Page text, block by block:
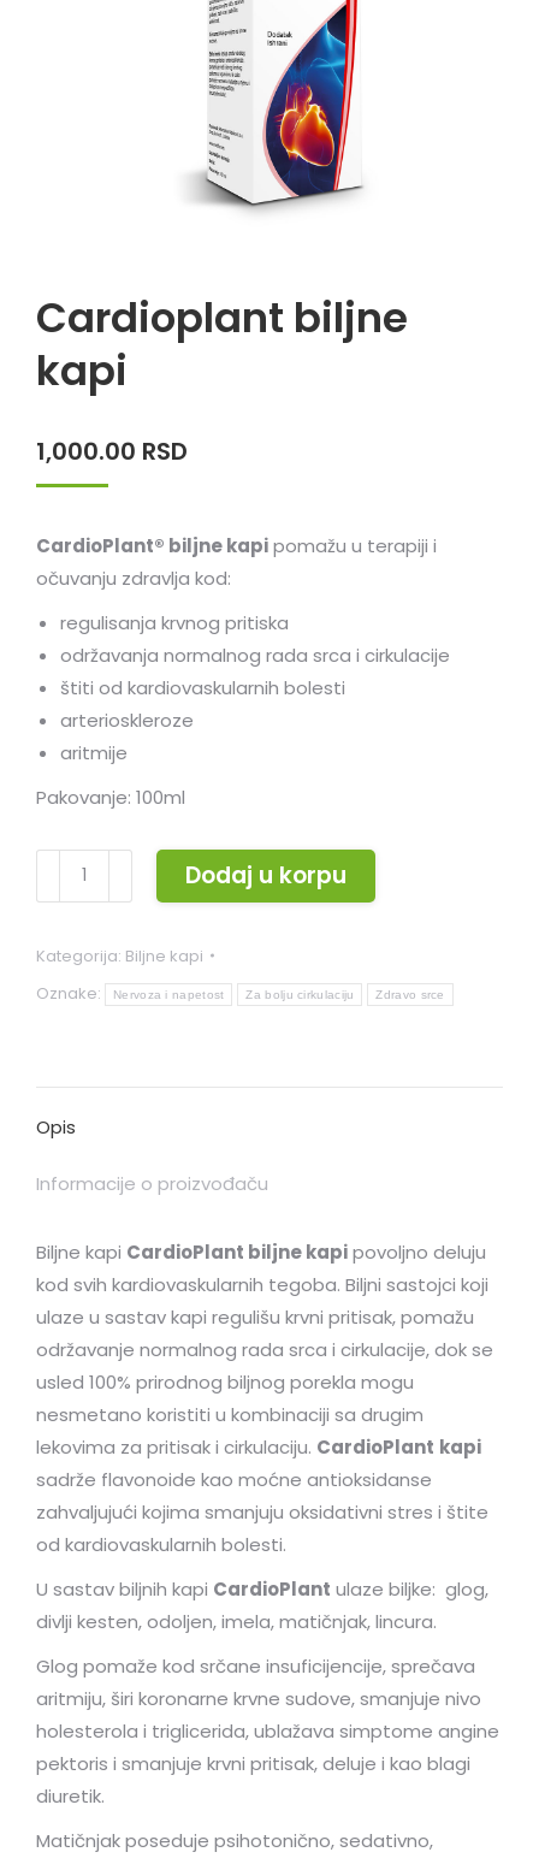
Cardioplant biljne
kapi
1,000.00 RSD
CardioPlant® biljne kapipomažu u terapiji i
očuvanju zdravlja kod:
regulisanja krvnog pritiska
održavanja normalnog rada srca i cirkulacije
štiti od kardiovaskularnih bolesti
arterioskleroze
aritmije
Pakovanje: 100ml
Cardioplant
biljne
količina
Dodaj u korpu
Kategorija: Biljne kapi
Oznake:
Nervoza i napetost Za bolju cirkulaciju Zdravo srce
Opis
Informacije o proizvođaču
Biljne kapi CardioPlant biljne kapipovoljno deluju
kod svih kardiovaskularnih tegoba. Biljni sastojci koji
ulaze u sastav kapi regulišu krvni pritisak, pomažu
održavanje normalnog rada srca i cirkulacije, dok se
usled 100% prirodnog biljnog porekla mogu
nesmetano koristiti u kombinaciji sa drugim
lekovima za pritisak i cirkulaciju. CardioPlant kapi
sadrže flavonoide kao moćne antioksidanse
zahvaljujući kojima smanjuju oksidativni stres i štite
od kardiovaskularnih bolesti.
U sastav biljnih kapi CardioPlant ulaze biljke: glog,
divlji kesten, odoljen, imela, matičnjak, lincura.
Glog pomaže kod srčane insuficijencije, sprečava
aritmiju, širi koronarne krvne sudove, smanjuje nivo
holesterola i triglicerida, ublažava simptome angine
pektoris i smanjuje krvni pritisak, deluje i kao blagi
diuretik.
Matičnjak poseduje psihotonično, sedativno,